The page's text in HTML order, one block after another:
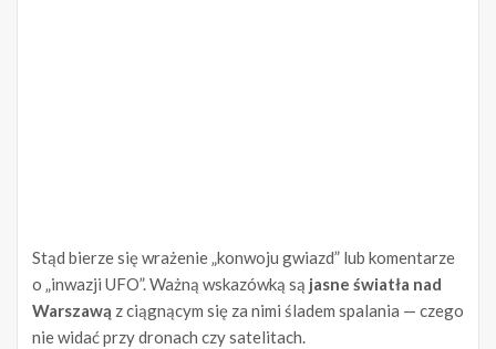
Stąd bierze się wrażenie „konwoju gwiazd” lub komentarze
o „inwazji UFO”. Ważną wskazówką są jasne światła nad
Warszawą z ciągnącym się za nimi śladem spalania — czego
nie widać przy dronach czy satelitach.